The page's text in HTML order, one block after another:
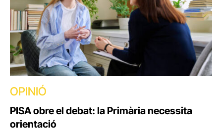
OPINIÓ
PISA obre el debat: la Primària necessita
orientació